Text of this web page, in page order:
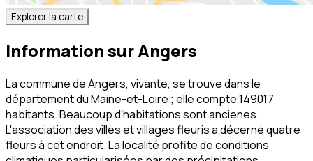
Explorer la carte
Information surAngers
La commune de Angers, vivante, se trouve dans le
département du Maine-et-Loire ; elle compte 149017
habitants. Beaucoup d'habitations sont ancienes.
L'association des villes et villages fleuris a décerné quatre
fleurs à cet endroit. La localité profite de conditions